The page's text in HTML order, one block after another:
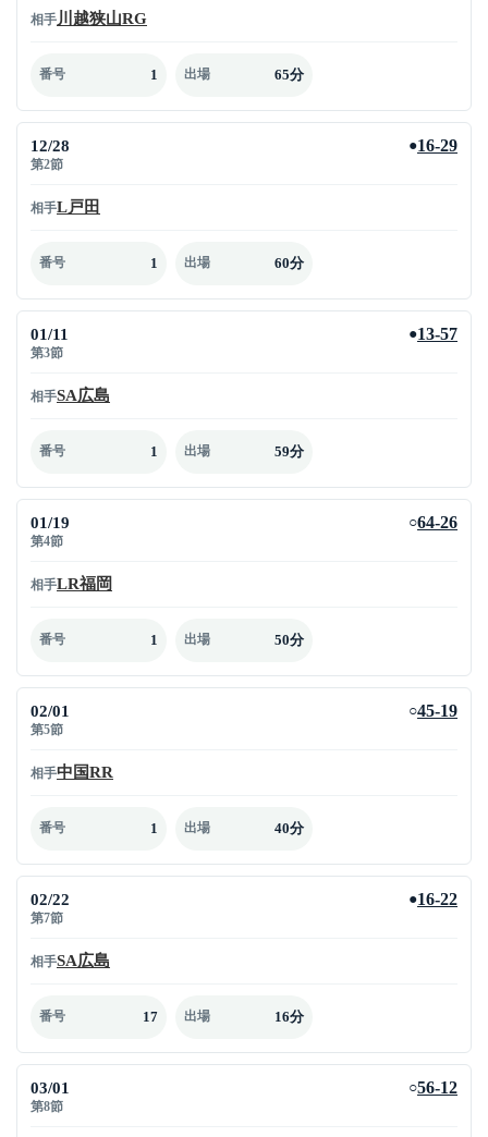
相手 川越狭山RG
番号 1 出場 65分
12/28
第2節
●16-29
相手L戸田
番号 1 出場 60分
01/11
第3節
●13-57
相手SA広島
番号 1 出場 59分
01/19
第4節
○64-26
相手LR福岡
番号 1 出場 50分
02/01
第5節
○45-19
相手中国RR
番号 1 出場 40分
02/22
第7節
●16-22
相手SA広島
番号 17 出場 16分
03/01
第8節
○56-12